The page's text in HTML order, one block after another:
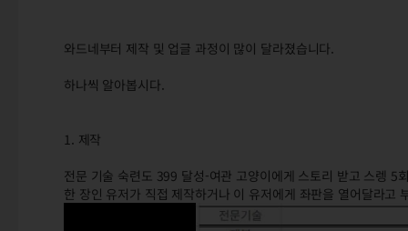
와드네부터 제작 및 업글 과정이 많이 달라졌습니다.
하나씩 알아봅시다.
1. 제작
전문 기술 숙련도 399 달성-여관 고양이에게 스토리 받고 스렝
한 장인 유저가 직접 제작하거나 이 유저에게 좌판을 열어달라고